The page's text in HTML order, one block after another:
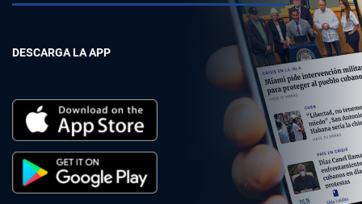
DESCARGA LA APP